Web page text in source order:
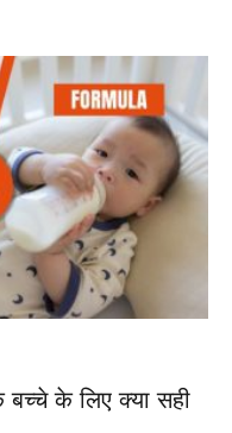
बच्चे के लिए क्या सही